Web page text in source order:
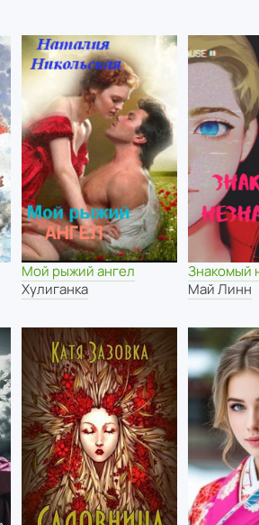
Мой рыжий ангел
Хулиганка
Знакомый
Май Линн